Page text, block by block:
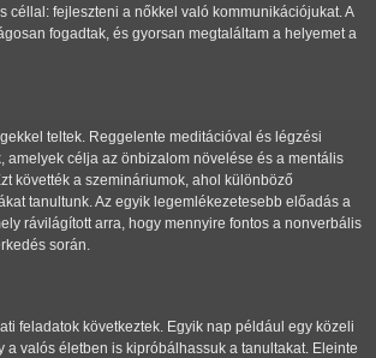
céllal: fejleszteni a nőkkel való kommunikációjukat. A
fogadtak, és gyorsan megtaláltam a helyemet a
teltek. Reggelente meditációval és légzési
amelyek célja az önbizalom növelése és a mentális
követték a szemináriumok, ahol különböző
tanultunk. Az egyik legemlékezetesebb előadás a
rávilágított arra, hogy mennyire fontos a nonverbális
során.
feladatok következtek. Egyik nap például egy közeli
a valós életben is kipróbálhassuk a tanultakat. Eleinte